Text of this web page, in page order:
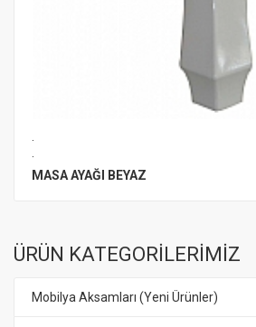
MASA AYAĞI BEYAZ
ÜRÜN KATEGORİLERİMİZ
Mobilya Aksamları (Yeni Ürünler)